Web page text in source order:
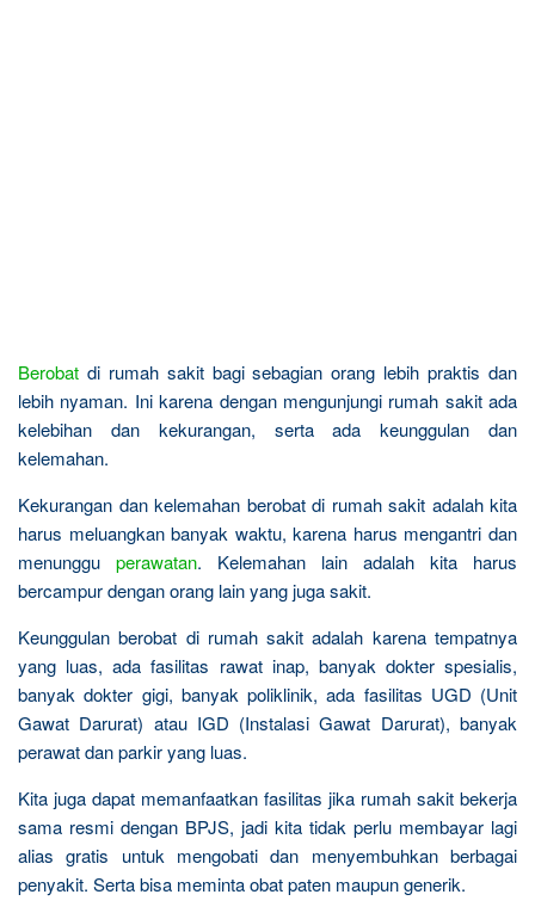
Berobat di rumah sakit bagi sebagian orang lebih praktis dan
lebih nyaman. Ini karena dengan mengunjungi rumah sakit ada
kelebihan dan kekurangan, serta ada keunggulan dan
kelemahan.
Kekurangan dan kelemahan berobat di rumah sakit adalah kita
harus meluangkan banyak waktu, karena harus mengantri dan
menunggu perawatan. Kelemahan lain adalah kita harus
bercampur dengan orang lain yang juga sakit.
Keunggulan berobat di rumah sakit adalah karena tempatnya
yang luas, ada fasilitas rawat inap, banyak dokter spesialis,
banyak dokter gigi, banyak poliklinik, ada fasilitas UGD (Unit
Gawat Darurat) atau IGD (Instalasi Gawat Darurat), banyak
perawat dan parkir yang luas.
Kita juga dapat memanfaatkan fasilitas jika rumah sakit bekerja
sama resmi dengan BPJS, jadi kita tidak perlu membayar lagi
alias gratis untuk mengobati dan menyembuhkan berbagai
penyakit. Serta bisa meminta obat paten maupun generik.